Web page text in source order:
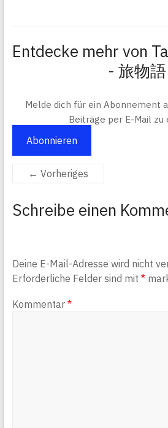
Entdecke mehr von
- 旅物語
Melde dich für ein Abonnement
Beiträge per E-Mail zu
Abonnieren
← Vorheriges
Schreibe einen
Deine E-Mail-Adresse wird nicht
Erforderliche Felder sind mit *
Kommentar *